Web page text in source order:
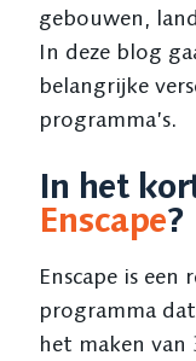
gebouwen,
In deze blog
belangrijke
programma’s.
In het
Enscape?
Enscape is
programma
het maken van